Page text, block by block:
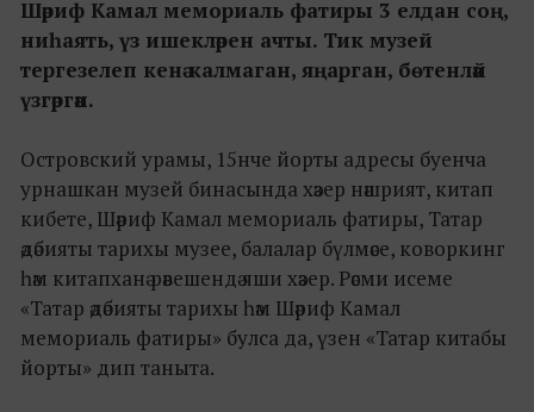
Шәриф Камал мемориаль фатиры 3 елдан соң,
ниһаять, үз ишекләрен ачты. Тик музей
тергезелеп кенә калмаган, яңарган, бөтенләй
үзгәргән.
Островский урамы, 15нче йорты адресы буенча
урнашкан музей бинасында хәзер нәшрият, китап
кибете, Шәриф Камал мемориаль фатиры, Татар
әдәбияты тарихы музее, балалар бүлмәсе, коворкинг
һәм китапханә рәвешендә яши хәзер. Рәсми исеме
«Татар әдәбияты тарихы һәм Шәриф Камал
мемориаль фатиры» булса да, үзен «Татар китабы
йорты» дип таныта.